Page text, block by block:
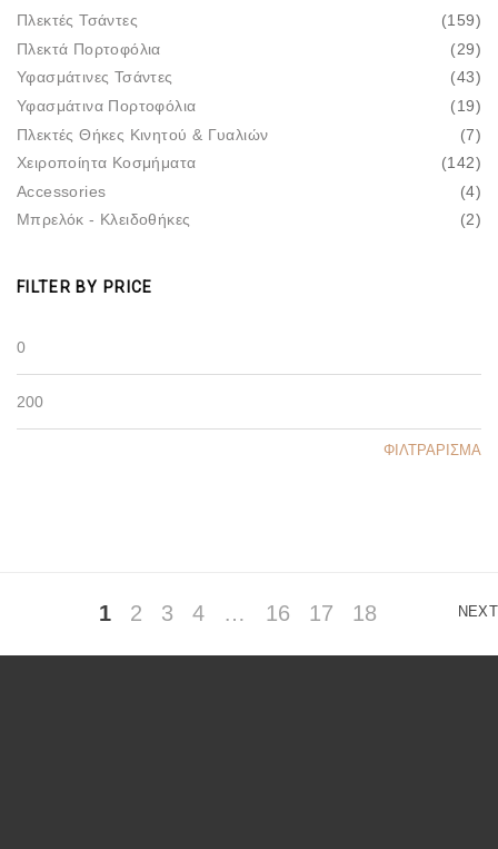
Πλεκτές Τσάντες
(159)
Πλεκτά Πορτοφόλια
(29)
Υφασμάτινες Τσάντες
(43)
Υφασμάτινα Πορτοφόλια
(19)
Πλεκτές Θήκες Κινητού & Γυαλιών
(7)
Χειροποίητα Κοσμήματα
(142)
Accessories
(4)
Μπρελόκ - Κλειδοθήκες
(2)
FILTER BY PRICE
ΕΛΆΧΙΣΤΗ
ΜΈΓΙΣΤΗ
ΦΙΛΤΡΆΡΙΣΜΑ
1 2 3 4 … 16 17 18 NEXT